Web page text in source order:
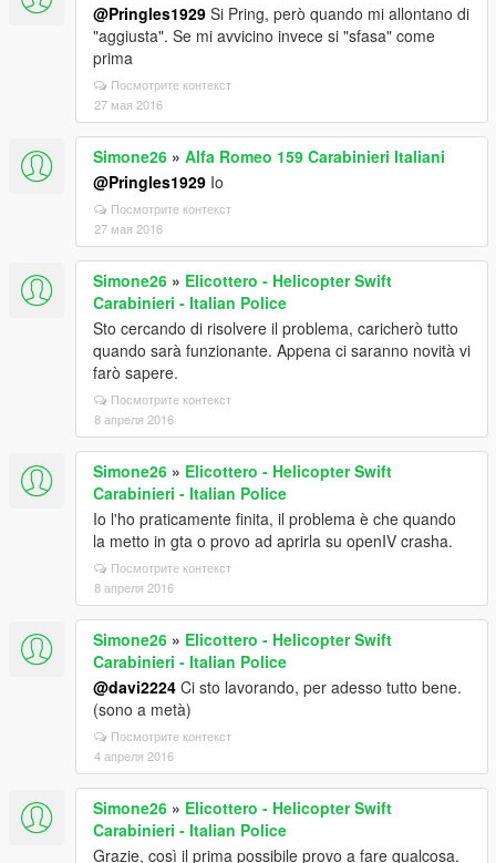
@Pringles1929 Si Pring, però quando mi allontano di
"aggiusta". Se mi avvicino invece si "sfasa" come
prima
Посмотрите контекст
27 мая 2016
Simone26 » Alfa Romeo 159 Carabinieri Italiani
@Pringles1929 Io
Посмотрите контекст
27 мая 2016
Simone26 » Elicottero - Helicopter Swift
Carabinieri - Italian Police
Sto cercando di risolvere il problema, caricherò tutto
quando sarà funzionante. Appena ci saranno novità vi
farò sapere.
Посмотрите контекст
8 апреля 2016
Simone26 » Elicottero - Helicopter Swift
Carabinieri - Italian Police
Io l'ho praticamente finita, il problema è che quando
la metto in gta o provo ad aprirla su openIV crasha.
Посмотрите контекст
8 апреля 2016
Simone26 » Elicottero - Helicopter Swift
Carabinieri - Italian Police
@davi2224 Ci sto lavorando, per adesso tutto bene.
(sono a metà)
Посмотрите контекст
4 апреля 2016
Simone26 » Elicottero - Helicopter Swift
Carabinieri - Italian Police
Grazie, così il prima possibile provo a fare qualcosa.